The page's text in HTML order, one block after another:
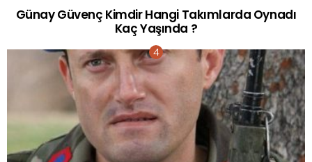
Günay Güvenç Kimdir Hangi Takımlarda Oynadı
Kaç Yaşında ?